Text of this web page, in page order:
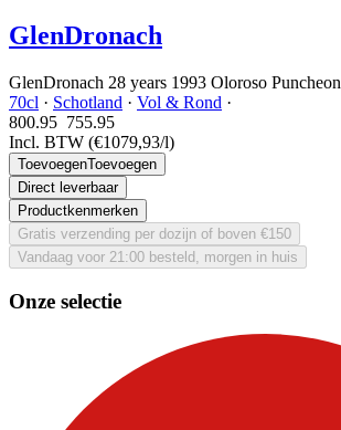
GlenDronach
GlenDronach 28 years 1993 Oloroso Puncheon
70cl · Schotland · Vol & Rond ·
800.95 755.95
Incl. BTW (€1079,93/l)
ToevoegenToevoegen
Direct leverbaar
Productkenmerken
Gratis verzending per dozijn of boven €150
Vandaag voor 21:00 besteld, morgen in huis
Onze selectie